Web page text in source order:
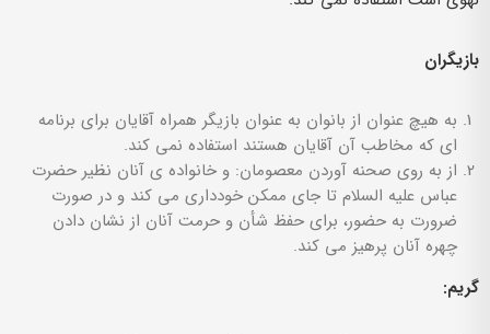
بازیگران
به هیچ عنوان از بانوان به عنوان بازیگر همراه آقایان برای برنامه
ای که مخاطب آن آقایان هستند استفاده نمی کند.
از به روی صحنه آوردن معصومان: و خانواده ی آنان نظیر حضرت
عباس علیه السلام تا جای ممکن خودداری می کند و در صورت
ضرورت به حضور، برای حفظ شأن و حرمت آنان از نشان دادن
چهره آنان پرهیز می کند.
گریم: